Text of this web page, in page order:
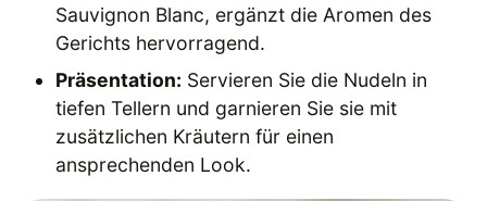
Sauvignon Blanc, ergänzt die Aromen des
Gerichts hervorragend.
Präsentation: Servieren Sie die Nudeln in
tiefen Tellern und garnieren Sie sie mit
zusätzlichen Kräutern für einen
ansprechenden Look.